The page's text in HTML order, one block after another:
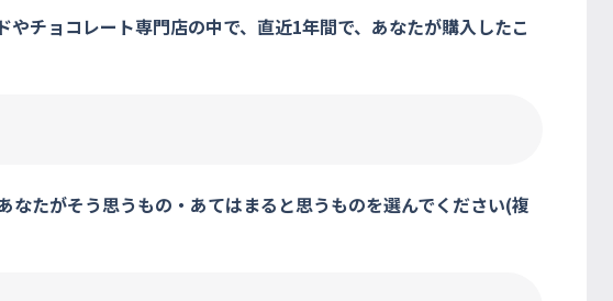
チョコレート専門店の中で、直近1年間で、あなたが購入したこ
なたがそう思うもの・あてはまると思うものを選んでください(複